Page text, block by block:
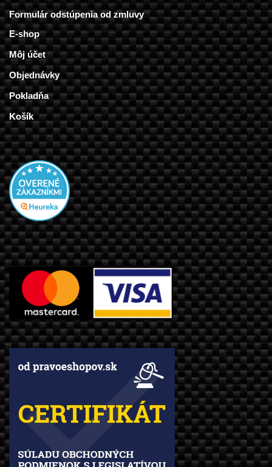
Formulár odstúpenia od zmluvy
E-shop
Môj účet
Objednávky
Pokladňa
Košík